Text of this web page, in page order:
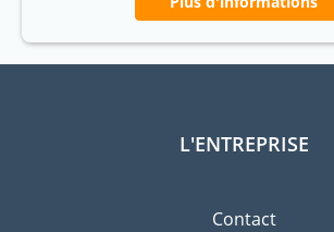
L'ENTREPRISE
Contact